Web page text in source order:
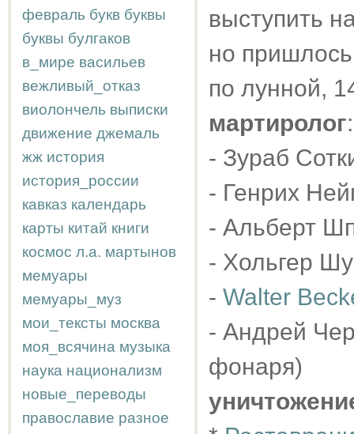
февраль букв буквы
буквы булгаков
в_мире васильев
вежливый_отказ
виолончель выписки
движение джемаль
жж история
история_россии
кавказ календарь
карты китай книги
космос л.а. мартынов
мемуары
мемуары_муз
мои_тексты москва
моя_всячина музыка
наука национализм
новые_переводы
православие разное
выступить
но пришлось
по лунной,
мартиролог:
- Зураб
- Генрих
- Альберт
- Хольгер
- Walter
- Андрей
фонаря)